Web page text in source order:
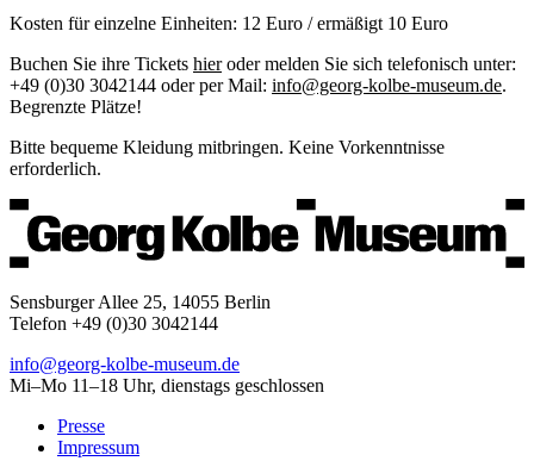
Kosten für einzelne Einheiten: 12 Euro / ermäßigt 10 Euro
Buchen Sie ihre Tickets hieroder melden Sie sich telefonisch unter:
+49 (0)30 3042144 oder per Mail: info@georg-kolbe-museum.de.
Begrenzte Plätze!
Bitte bequeme Kleidung mitbringen. Keine Vorkenntnisse
erforderlich.
Sensburger Allee 25, 14055 Berlin
Telefon +49 (0)30 3042144
info@georg-kolbe-museum.de
Mi–Mo 11–18 Uhr, dienstags geschlossen
Presse
Impressum